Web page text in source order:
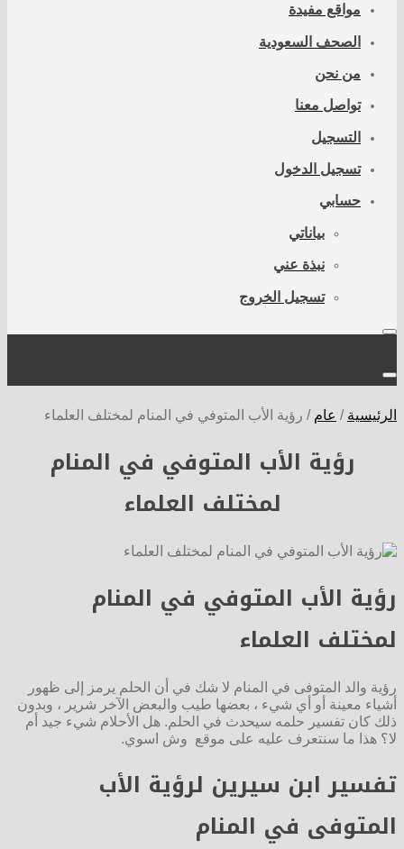
مواقع مفيدة
الصحف السعودية
من نحن
تواصل معنا
التسجيل
تسجيل الدخول
حسابي
بياناتي
نبذة عني
تسجيل الخروج
الرئيسية / عام / رؤية الأب المتوفي في المنام لمختلف العلماء
رؤية الأب المتوفي في المنام
لمختلف العلماء
رؤية الأب المتوفي في المنام
لمختلف العلماء
رؤية والد المتوفى في المنام لا شك في أن الحلم يرمز إلى ظهور
أشياء معينة أو أي شيء ، بعضها طيب والبعض الآخر شرير ، وبدون
ذلك كان تفسير حلمه سيحدث في الحلم. هل الأحلام شيء جيد أم
لا؟ هذا ما سنتعرف عليه على موقع وش اسوي.
تفسير ابن سيرين لرؤية الأب
المتوفى في المنام